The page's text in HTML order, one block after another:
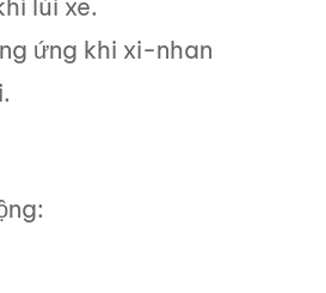
lùi xe.
ứng khi xi-nhan